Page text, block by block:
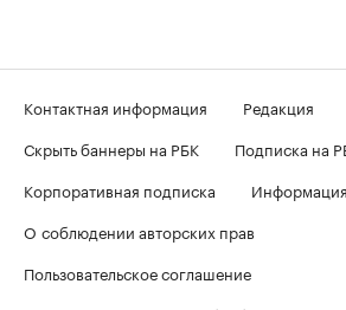
Контактная информация
Редакция
Скрыть баннеры на РБК
Подписка на
Корпоративная подписка
О соблюдении авторских прав
Пользовательское соглашение